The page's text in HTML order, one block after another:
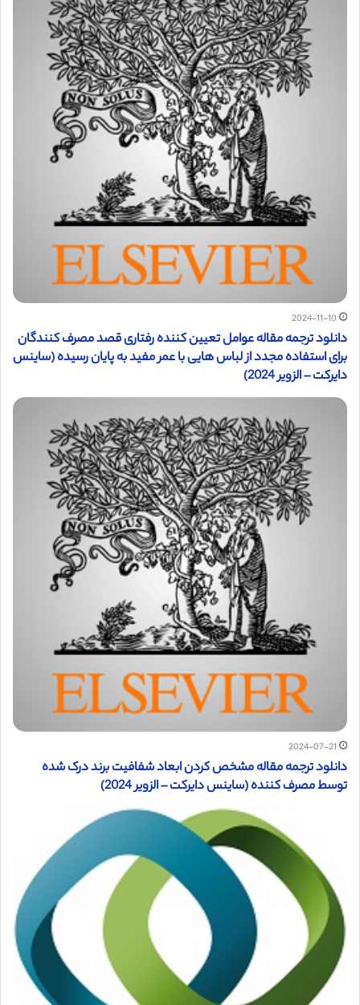
2024-11-10
دانلود ترجمه مقاله عوامل تعیین کننده رفتاری قصد مصرف کنندگان
برای استفاده مجدد از لباس هایی با عمر مفید به پایان رسیده (ساینس
دایرکت – الزویر 2024)
2024-07-21
دانلود ترجمه مقاله مشخص کردن ابعاد شفافیت برند درک شده
توسط مصرف کننده (ساینس دایرکت – الزویر 2024)